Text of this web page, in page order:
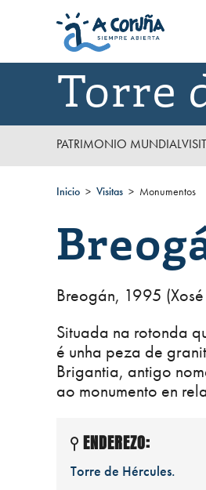
Torre
PATRIMONIO MUNDIAL
Inicio Visitas Monumentos
ENDEREZO:
Torre de Hércules.
Breogán, 1995
Situada na rotonda
é unha peza de
Brigantia, antigo
ao monumento en